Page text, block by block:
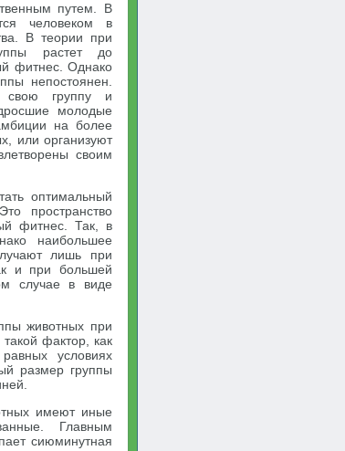
путем. В
человеком в
В теории при
растет до
фитнес. Однако
непостоянен.
свою группу и
молодые
на более
или организуют
своим
оптимальный
пространство
фитнес. Так, в
наибольшее
лишь при
и при большей
случае в виде
животных при
фактор, как
условиях
размер группы
имеют иные
Главным
сиюминутная